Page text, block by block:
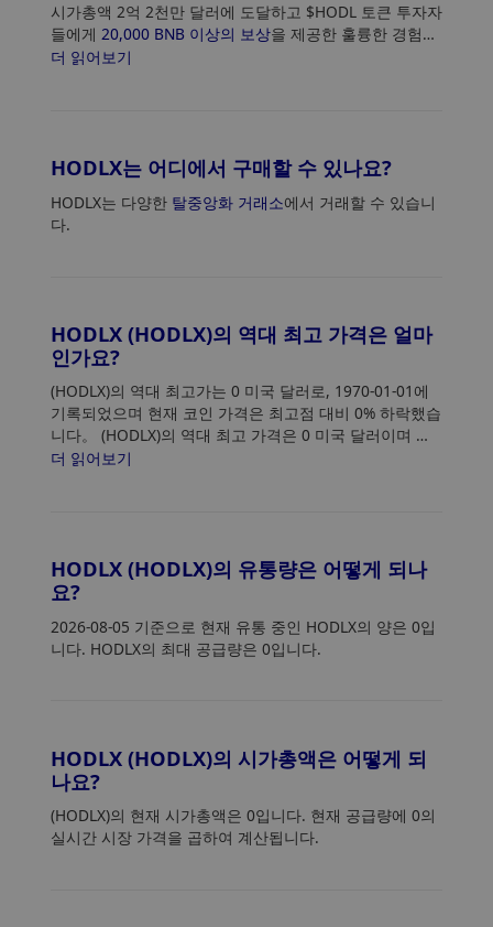
시가총액 2억 2천만 달러에 도달하고 $HODL 토큰 투자자
들에게 20,000 BNB 이상의 보상을 제공한 훌륭한 경험을
가지고 있습니다.
더 읽어보기
HODLX는 어디에서 구매할 수 있나요?
HODLX는 다양한 탈중앙화 거래소에서 거래할 수 있습니
다.
HODLX (HODLX)의 역대 최고 가격은 얼마
인가요?
(HODLX)의 역대 최고가는 0 미국 달러로, 1970-01-01에
기록되었으며 현재 코인 가격은 최고점 대비 0% 하락했습
니다。 (HODLX)의 역대 최고 가격은 0 미국 달러이며 현
재 가격은 최고점 대비 0% 하락했습니다.
더 읽어보기
HODLX (HODLX)의 유통량은 어떻게 되나
요?
2026-08-05 기준으로 현재 유통 중인 HODLX의 양은 0입
니다. HODLX의 최대 공급량은 0입니다.
HODLX (HODLX)의 시가총액은 어떻게 되
나요?
(HODLX)의 현재 시가총액은 0입니다. 현재 공급량에 0의
실시간 시장 가격을 곱하여 계산됩니다.